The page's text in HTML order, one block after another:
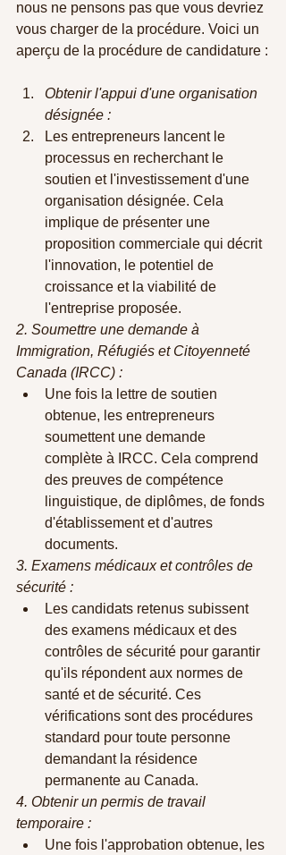
nous ne pensons pas que vous devriez
vous charger de la procédure. Voici un
aperçu de la procédure de candidature :
Obtenir l'appui d'une organisation
désignée :
Les entrepreneurs lancent le
processus en recherchant le
soutien et l'investissement d'une
organisation désignée. Cela
implique de présenter une
proposition commerciale qui décrit
l'innovation, le potentiel de
croissance et la viabilité de
l'entreprise proposée.
2. Soumettre une demande à
Immigration, Réfugiés et Citoyenneté
Canada (IRCC) :
Une fois la lettre de soutien
obtenue, les entrepreneurs
soumettent une demande
complète à IRCC. Cela comprend
des preuves de compétence
linguistique, de diplômes, de fonds
d'établissement et d'autres
documents.
3. Examens médicaux et contrôles de
sécurité :
Les candidats retenus subissent
des examens médicaux et des
contrôles de sécurité pour garantir
qu'ils répondent aux normes de
santé et de sécurité. Ces
vérifications sont des procédures
standard pour toute personne
demandant la résidence
permanente au Canada.
4. Obtenir un permis de travail
temporaire :
Une fois l'approbation obtenue, les